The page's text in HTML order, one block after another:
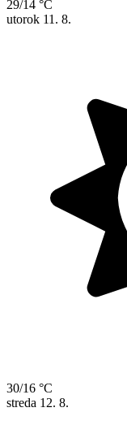
29/14 °C
utorok 11. 8.
30/16 °C
streda 12. 8.